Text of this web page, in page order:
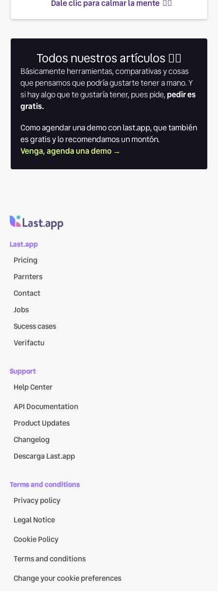
Dale clic para calmar la mente 👆🏾
Todos nuestros artículos 👇🏾
Básicamente herramientas, comparativas y cosas
que pensamos que podría gustarte tener a mano. Y
si hay algo que te gustaría tener, pues pide, pedir es
gratis.
Como agendar una demo con last.app, que también
es gratis y lo recomendamos un montón.
Venga, agenda una demo →
Last.app
Pricing
Parnters
Contact
Jobs
Sucess cases
Verifactu
Support
Help Center
API Documentation
Product Updates
Changelog
Descarga Last.app
Terms and conditions
Privacy policy
Legal Notice
Cookie Policy
Terms and conditions
Change your cookie preferences